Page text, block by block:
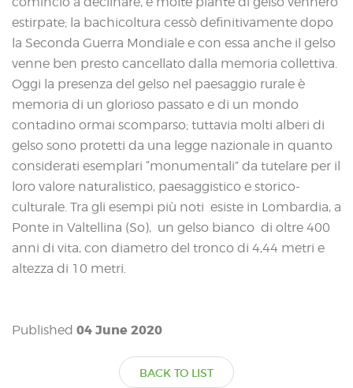
estirpate; la bachicoltura cessò definitivamente dopo
la Seconda Guerra Mondiale e con essa anche il gelso
venne ben presto cancellato dalla memoria collettiva.
Oggi la presenza del gelso nel paesaggio rurale è
memoria di un glorioso passato e di un mondo
contadino ormai scomparso; tuttavia molti alberi di
gelso sono protetti da una legge nazionale in quanto
considerati esemplari “monumentali” da tutelare per il
loro valore naturalistico, paesaggistico e storico-
culturale. Tra gli esempi più noti esiste in Lombardia, a
Ponte in Valtellina (So), un gelso bianco di oltre 400
anni di vita, con diametro del tronco di 4,44 metri e
altezza di 10 metri.
Published 04 June 2020
BACK TO LIST